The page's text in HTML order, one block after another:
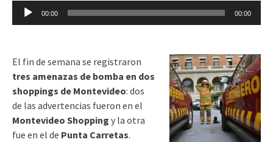
Reproductor
00:00 00:00
El fin de semana se registraron
tres amenazas de bomba en dos
shoppings de Montevideo: dos
de las advertencias fueron en el
Montevideo Shopping y la otra
fue en el de Punta Carretas.